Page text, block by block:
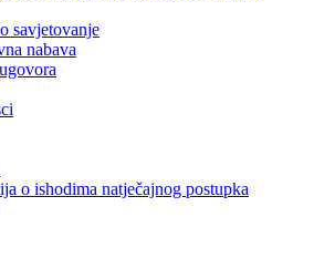
savjetovanje
nabava
o ishodima natječajnog postupka